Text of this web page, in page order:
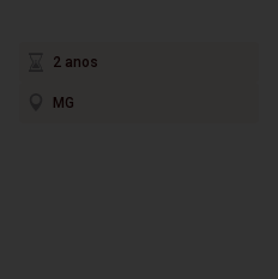
2 anos
MG